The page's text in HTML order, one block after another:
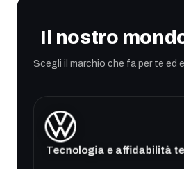
Il nostro
Scegli il marchio che fa per te ed
Tecnologia e affidabilità